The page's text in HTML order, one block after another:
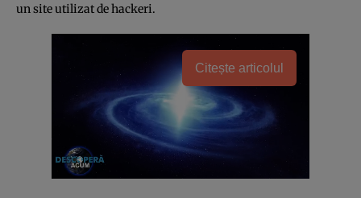
un site utilizat de hackeri.
Citește articolul